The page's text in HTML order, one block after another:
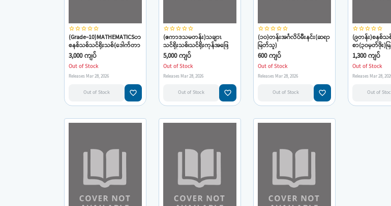
star_borderstar_borderstar_borderstar_borderstar_border
(Grade-10)MATHEMATICSာ
စနစ်သစ်သင်ရိုးသစ်(ဒေါက်တာ
သန်းမြင့်ဆွေ)
3,000 ကျပ်
Out of Stock
Releases Mar 28, 2026
Out of Stock favorite_border
star_borderstar_borderstar_borderstar_borderstar_border
(ဧကာဒသမတန်း)သချာၤ
သင်ရိုးသစ်၊သင်ရိုးကုန်အဖြေ
စုံ(ဒေါ်က်တာသန်းမြင့်ဆွေ)
5,000 ကျပ်
Out of Stock
Releases Mar 28, 2026
Out of Stock favorite_border
star_borderstar_borderstar_borderstar_borderstar_border
(၁၀)တန်းအင်္ဂလိပ်မီးနင်း(ဆရာ
မြတ်သူ)
600 ကျပ်
Out of Stock
Releases Mar 28, 2026
Out of Stock favorite_border
star_borderstar_borderstar_borderstar_borderstar_border
(၉တန်း)စနစ်သ
စာ(၃၀မှတ်ဖိုး)မ
ဆစ်။အလကာၤ။က
စကားပြေမေးခွ
ကျော်)ရွှေလက်ရာ
1,300 ကျပ်
Out of Stock
Releases Mar 28,
Out of